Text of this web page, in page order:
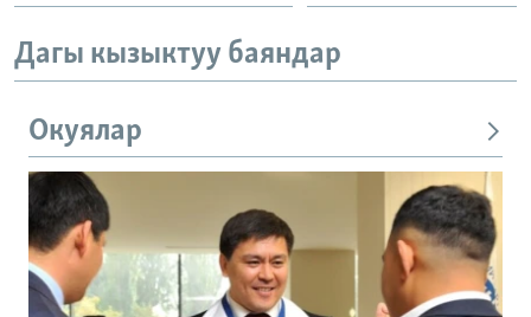
Дагы кызыктуу баяндар
Окуялар